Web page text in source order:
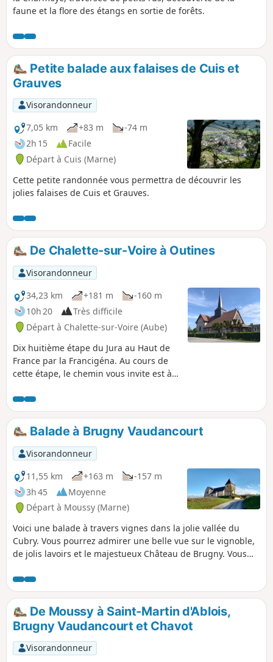
faune et la flore des étangs en sortie de forêts.
Petite balade aux falaises de Cuis et
Grauves
Visorandonneur
7,05 km
+83 m
-74 m
2h 15
Facile
Départ à Cuis (Marne)
Cette petite randonnée vous permettra de découvrir les
jolies falaises de Cuis et Grauves.
De Chalette-sur-Voire à Outines
Visorandonneur
34,23 km
+181 m
-160 m
10h 20
Très difficile
Départ à Chalette-sur-Voire (Aube)
Dix huitième étape du Jura au Haut de
France par la Francigéna. Au cours de
cette étape, le chemin vous invite est à
l’église présente, fait exceptionnel, une
crypte. Un peu plus loin le parcours
vous permettra d'admirer deux des plus
belles églises à pans de bois. Si
l’architecture à pans de bois est
courante, son emploi dans l’architecture
religieuse reste original. Chemin
faisant, vous découvrez celle de Bailly-
le-Franc, une des plus attachante de
part ses dimensions et la variété des
décorations suivie de celle d’Outines la
plus monumental et la plus vaste de
tous les sanctuaires champenois à pans
du Lac de Der, entouré d’une nature
généreuse, ce lac possède des zones de
quiétudes réservées aux 300 espèces
d'oiseaux recensées à ce jour. Une
occasion de partager avec les chasseurs
d'image cachés dans les observatoires
ornithologiques pour les espionner.
Balade à Brugny Vaudancourt
Visorandonneur
11,55 km
+163 m
-157 m
3h 45
Moyenne
Départ à Moussy (Marne)
Voici une balade à travers vignes dans la jolie vallée du
Cubry. Vous pourrez admirer une belle vue sur le vignoble,
de jolis lavoirs et le majestueux Château de Brugny. Vous
entre Moussy et l'église de Chavot.
De Moussy à Saint-Martin d'Ablois,
Brugny Vaudancourt et Chavot
Visorandonneur